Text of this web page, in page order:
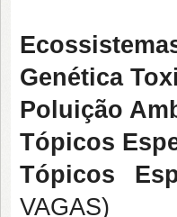
Genética
Poluição
Tópicos
Tópicos
VAGAS)